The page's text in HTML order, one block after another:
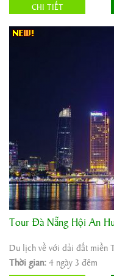
CHI TIẾT
Khởi hành: Sài Gòn/
Thời gian:
4 ngày 3
Phương tiện: Máy
Giá tour:4.600.000
Tour Đà Nẵng Hội An
Thời gian:4 ngày 3 đêm